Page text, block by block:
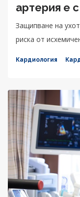
артерия е
Защипване на
риска от
Кардиология